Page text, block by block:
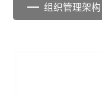
组织管理架构